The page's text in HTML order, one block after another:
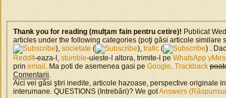
Thank you for reading (mulţam fain pentru cetire)! Publicat
articles under the following categories (poţi găsi articole similare
), societate ( ), trafic ( ) .
ReddIt-eaza-l, stumble-uieste-l altora, trimite-l pe WhatsApp
prin email . Ma poti de asemenea gasi pe Google. Trackback
Comentarii.
Aici vei găsi ştiri inedite, articole hazoase, perspective originale
interumane. QUESTIONS (Intrebări)? We gotAnswers